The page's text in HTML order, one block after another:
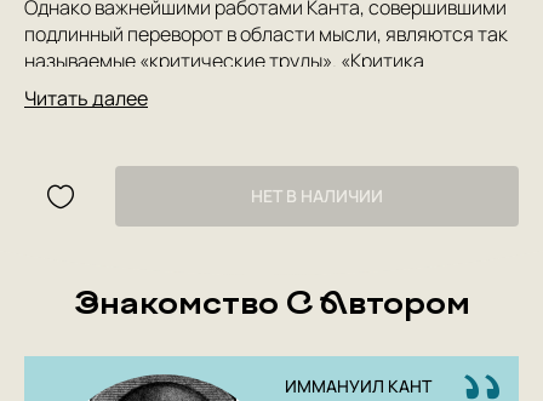
Однако важнейшими работами Канта, совершившими
подлинный переворот в области мысли, являются так
называемые «критические труды». «Критика
практического разума» была опубликована в 1788 г.
Это главное морально-философское сочинение
нравственного закона (категорического
императива), Кант предлагает его строго этическое
обоснование. В основе этого закона лежит
человеку и немыслима без нравственной
самодисциплины. Поскольку, как считал философ,
лишь абсолютно добровольное деяние может быть
признано нравственным.
Читать далее
НЕТ В НАЛИЧИИ
Знакомство С Автором
ИММАНУИЛ КАНТ